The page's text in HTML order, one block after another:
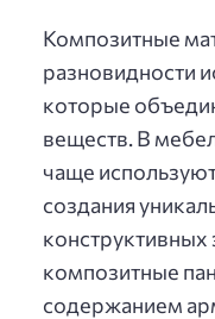
Композитные
разновидности
которые
веществ. В
чаще
создания
композитные
содержанием